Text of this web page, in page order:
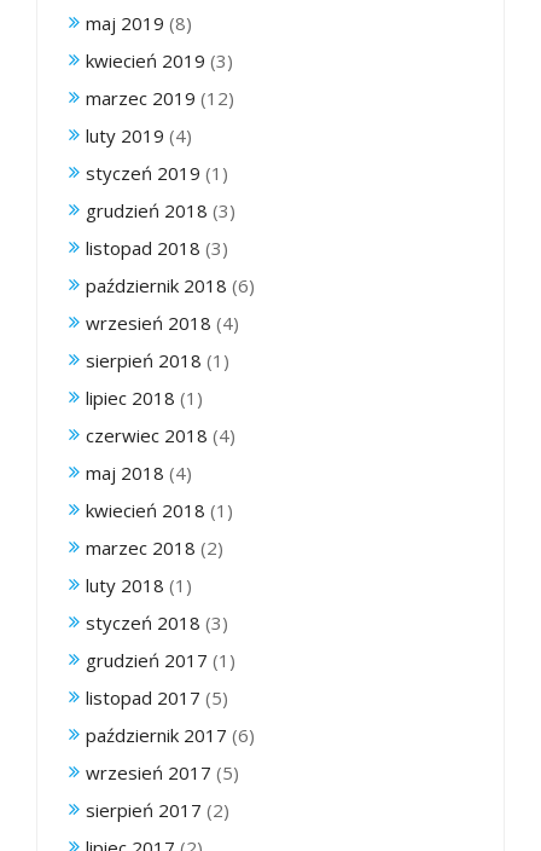
maj 2019 (8)
kwiecień 2019 (3)
marzec 2019 (12)
luty 2019 (4)
styczeń 2019 (1)
grudzień 2018 (3)
listopad 2018 (3)
październik 2018 (6)
wrzesień 2018 (4)
sierpień 2018 (1)
lipiec 2018 (1)
czerwiec 2018 (4)
maj 2018 (4)
kwiecień 2018 (1)
marzec 2018 (2)
luty 2018 (1)
styczeń 2018 (3)
grudzień 2017 (1)
listopad 2017 (5)
październik 2017 (6)
wrzesień 2017 (5)
sierpień 2017 (2)